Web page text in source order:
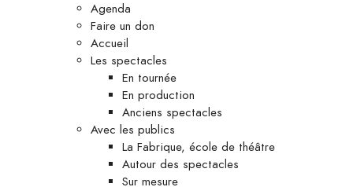
Agenda
Faire un don
Accueil
Les spectacles
En tournée
En production
Anciens spectacles
Avec les publics
La Fabrique, école de théâtre
Autour des spectacles
Sur mesure